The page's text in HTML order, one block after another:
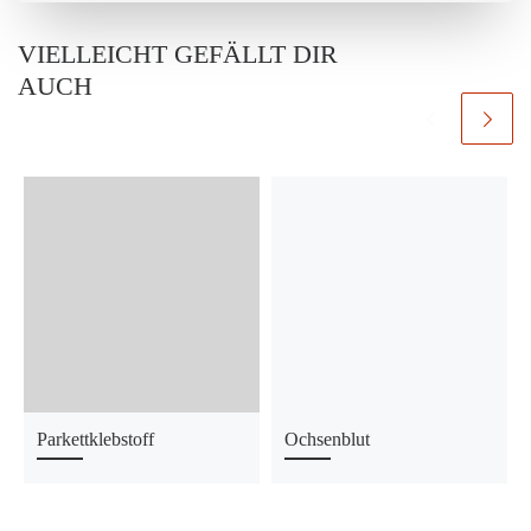
VIELLEICHT GEFÄLLT DIR
AUCH
Parkettklebstoff Ochsenblut